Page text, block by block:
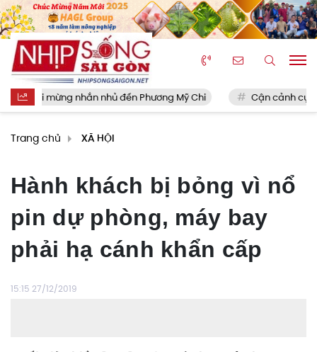
mừng nhắn nhủ đến Phương Mỹ Chi Cận cảnh cụm
Trang chủ XÃ HỘI
Hành khách bị bỏng vì nổ
pin dự phòng, máy bay
phải hạ cánh khẩn cấp
15:15 27/12/2019